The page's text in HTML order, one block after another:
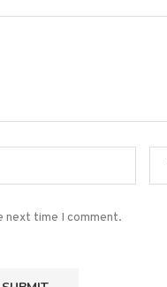
next time I comment.